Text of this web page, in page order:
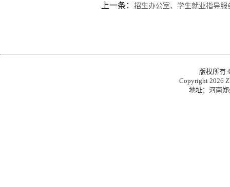
上一条： 招生办公室、学生就业指导服
版权所有
Copyright 2026
地址：河南